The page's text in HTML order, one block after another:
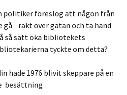
politiker föreslog att någon från
gå rakt över gatan och ta hand
så sätt öka bibliotekets
tyckte om detta?
hade 1976 blivit skeppare på en
besättning